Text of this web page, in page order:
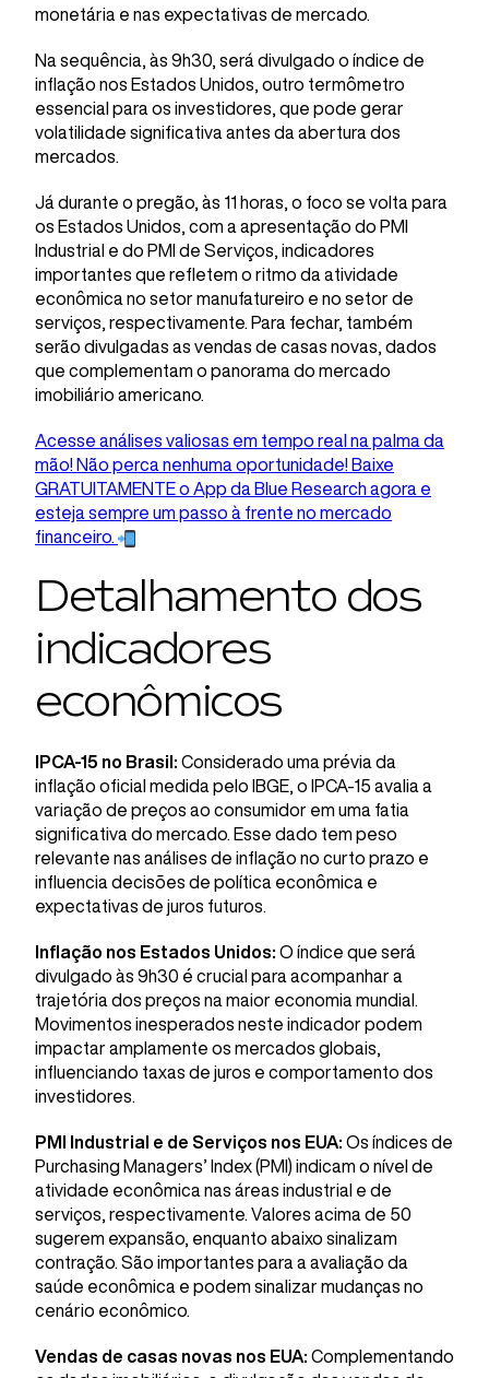
monetária e nas expectativas de mercado.
Na sequência, às 9h30, será divulgado o índice de
inflação nos Estados Unidos, outro termômetro
essencial para os investidores, que pode gerar
volatilidade significativa antes da abertura dos
mercados.
Já durante o pregão, às 11 horas, o foco se volta para
os Estados Unidos, com a apresentação do PMI
Industrial e do PMI de Serviços, indicadores
importantes que refletem o ritmo da atividade
econômica no setor manufatureiro e no setor de
serviços, respectivamente. Para fechar, também
serão divulgadas as vendas de casas novas, dados
que complementam o panorama do mercado
imobiliário americano.
Acesse análises valiosas em tempo real na palma da
mão! Não perca nenhuma oportunidade! Baixe
GRATUITAMENTE o App da Blue Research agora e
esteja sempre um passo à frente no mercado
financeiro.
Detalhamento dos
indicadores
econômicos
IPCA-15 no Brasil: Considerado uma prévia da
inflação oficial medida pelo IBGE, o IPCA-15 avalia a
variação de preços ao consumidor em uma fatia
significativa do mercado. Esse dado tem peso
relevante nas análises de inflação no curto prazo e
influencia decisões de política econômica e
expectativas de juros futuros.
Inflação nos Estados Unidos: O índice que será
divulgado às 9h30 é crucial para acompanhar a
trajetória dos preços na maior economia mundial.
Movimentos inesperados neste indicador podem
impactar amplamente os mercados globais,
influenciando taxas de juros e comportamento dos
investidores.
PMI Industrial e de Serviços nos EUA: Os índices de
Purchasing Managers’ Index (PMI) indicam o nível de
atividade econômica nas áreas industrial e de
serviços, respectivamente. Valores acima de 50
sugerem expansão, enquanto abaixo sinalizam
contração. São importantes para a avaliação da
saúde econômica e podem sinalizar mudanças no
cenário econômico.
Vendas de casas novas nos EUA: Complementando